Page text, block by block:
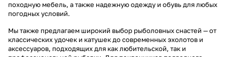
походную мебель, а также надежную одежду и обувь для любых
погодных условий.
Мы также предлагаем широкий выбор рыболовных снастей — от
классических удочек и катушек до современных эхолотов и
аксессуаров, подходящих для как любительской, так и